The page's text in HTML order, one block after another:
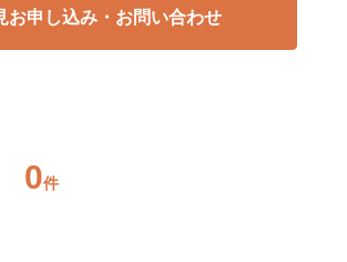
お申し込み・お問い合わせ
0件